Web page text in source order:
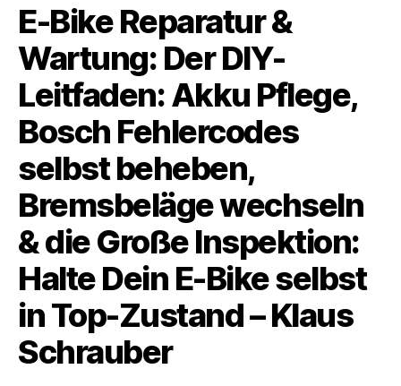
E-Bike Reparatur &
Wartung: Der DIY-
Leitfaden: Akku Pflege,
Bosch Fehlercodes
selbst beheben,
Bremsbeläge wechseln
& die Große Inspektion:
Halte Dein E-Bike selbst
in Top-Zustand – Klaus
Schrauber